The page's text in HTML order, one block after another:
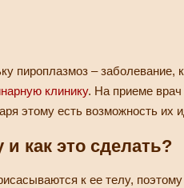
пироплазмоз –
клинику. На приеме врач
этому есть возможность их
как это сделать?
к ее телу,